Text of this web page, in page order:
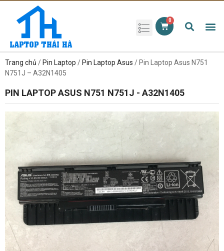
Trang chủ / Pin Laptop / Pin Laptop Asus / Pin Laptop Asus N751
N751J – A32N1405
PIN LAPTOP ASUS N751 N751J - A32N1405